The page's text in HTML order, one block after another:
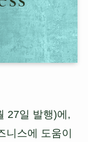
27일 발행)에,
스에 도움이